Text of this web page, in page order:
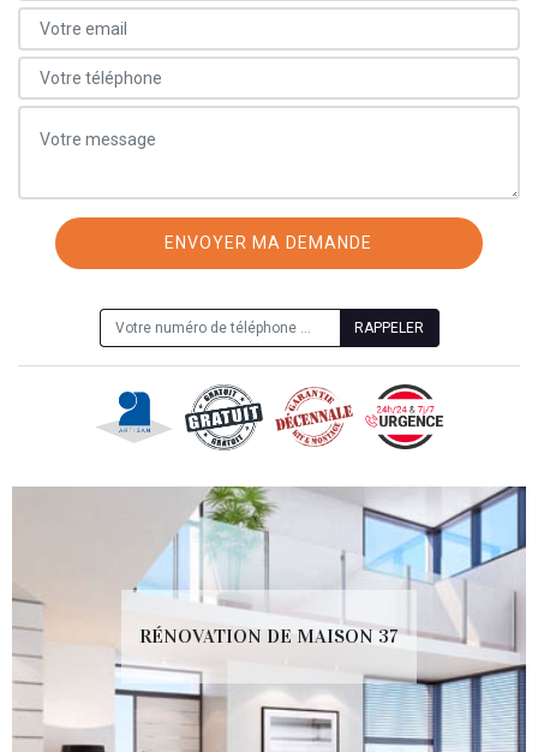
RÉNOVATION DE MAISON 37